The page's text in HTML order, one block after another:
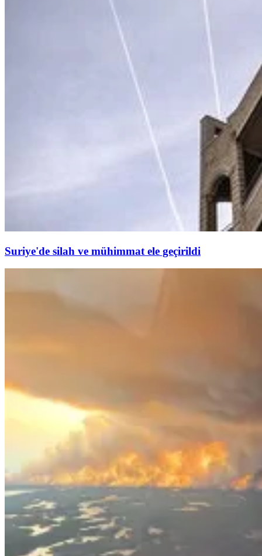
Suriye'de silah ve mühimmat ele geçirildi